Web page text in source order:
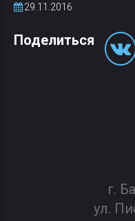
29.11.2016
Поделиться
г.
ул.